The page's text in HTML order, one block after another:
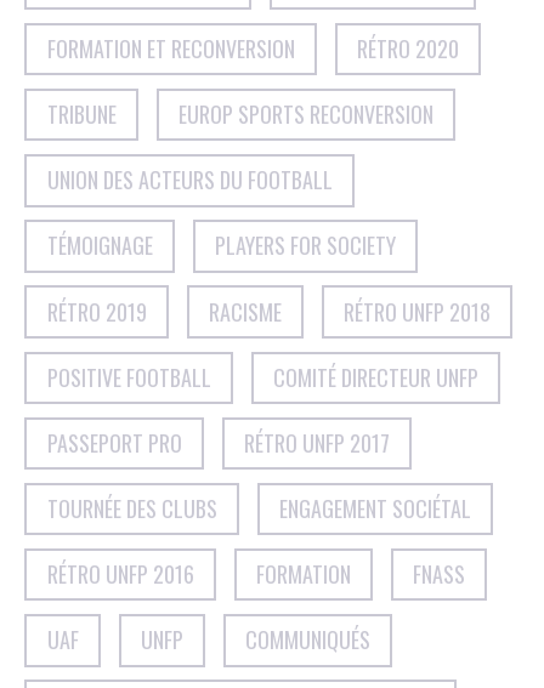
FORMATION ET RECONVERSION RÉTRO 2020
TRIBUNE EUROP SPORTS RECONVERSION
UNION DES ACTEURS DU FOOTBALL
TÉMOIGNAGE PLAYERS FOR SOCIETY
RÉTRO 2019 RACISME RÉTRO UNFP 2018
POSITIVE FOOTBALL COMITÉ DIRECTEUR UNFP
PASSEPORT PRO RÉTRO UNFP 2017
TOURNÉE DES CLUBS ENGAGEMENT SOCIÉTAL
RÉTRO UNFP 2016 FORMATION FNASS
UAF UNFP COMMUNIQUÉS